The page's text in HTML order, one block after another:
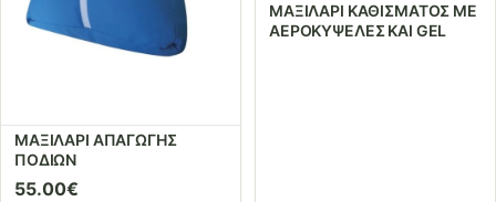
ΜΑΞΙΛΑΡΙ ΑΠΑΓΩΓΗΣ
ΠΟΔΙΩΝ
55.00€
ΜΑΞΙΛΑΡΙ ΚΑΘΙΣΜΑΤΟΣ ME
ΑΕΡΟΚΥΨΕΛΕΣ KAI GEL